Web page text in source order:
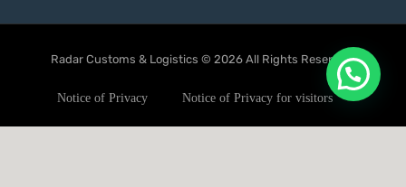
Radar Customs & Logistics © 2026 All Rights Reserved.
Notice of Privacy Notice of Privacy for visitors